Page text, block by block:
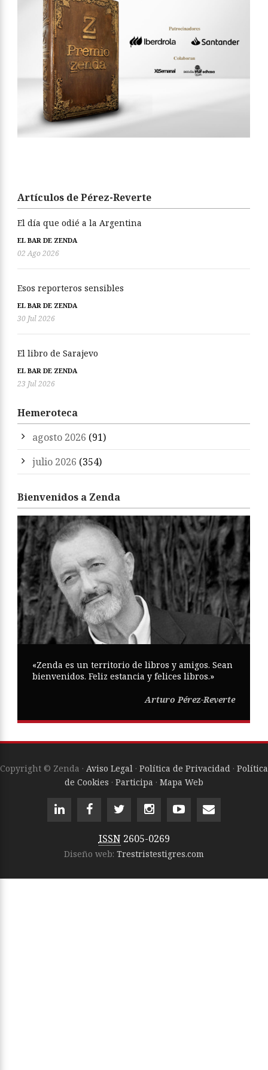
Artículos de Pérez-Reverte
El día que odié a la Argentina
EL BAR DE ZENDA
02 Ago 2026
Esos reporteros sensibles
EL BAR DE ZENDA
30 Jul 2026
El libro de Sarajevo
EL BAR DE ZENDA
23 Jul 2026
Hemeroteca
agosto 2026 (91)
julio 2026 (354)
Bienvenidos a Zenda
«Zenda es un territorio de libros y amigos. Sean
bienvenidos. Feliz estancia y felices libros.»
Arturo Pérez-Reverte
Copyright © Zenda · Aviso Legal · Política de Privacidad · Política
de Cookies · Participa · Mapa Web
ISSN 2605-0269
Diseño web: Trestristestigres.com